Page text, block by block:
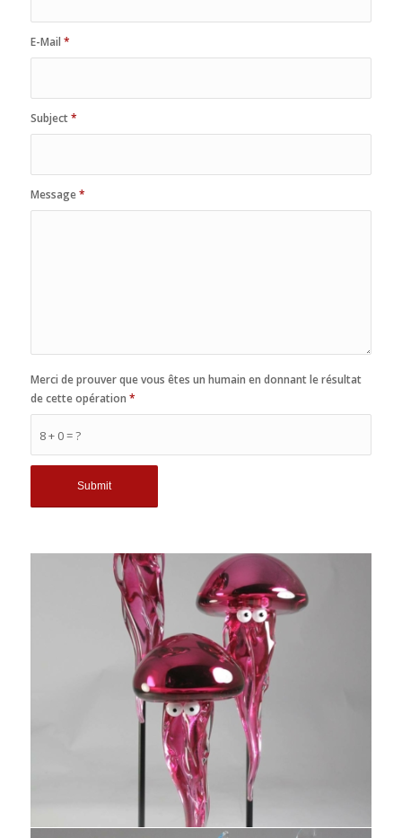
E-Mail *
Subject*
Message*
8 + 0 = ?
Merci de prouver que vous êtes un humain en donnant le résultat
de cette opération *